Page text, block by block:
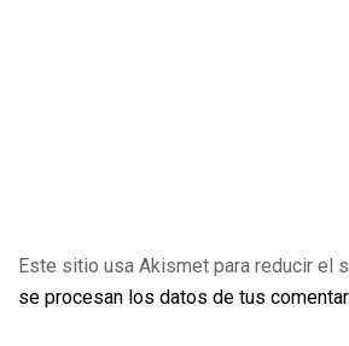
Este sitio usa Akismet para reducir el
se procesan los datos de tus